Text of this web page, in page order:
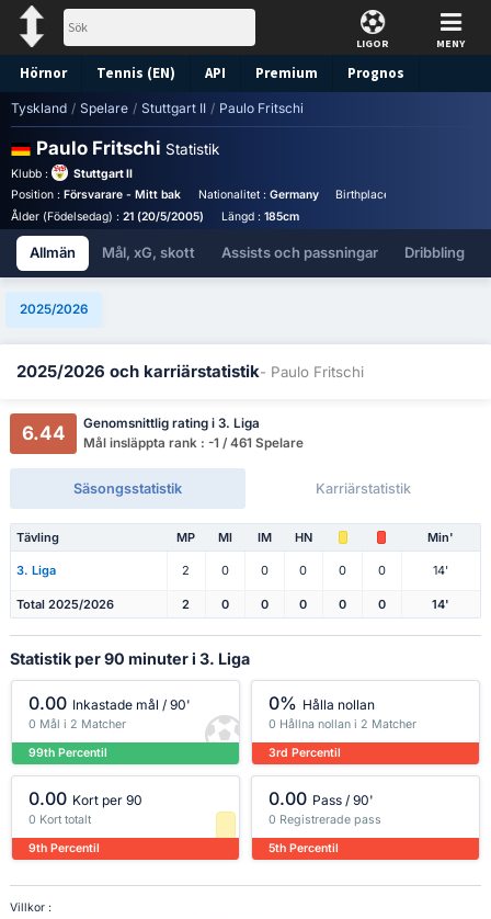
LIGOR MENY
Hörnor Tennis (EN) API Premium Prognos
Tyskland / Spelare / Stuttgart II / Paulo Fritschi
Paulo Fritschi Statistik
Klubb :
Stuttgart II
Position : Försvarare - Mitt bak Nationalitet : Germany Birthplace :
Ålder (Födelsedag) : 21 (20/5/2005) Längd : 185cm
Allmän Mål, xG, skott Assists och passningar Dribbling
2025/2026
2025/2026 och karriärstatistik- Paulo Fritschi
6.44
Genomsnittlig rating i 3. Liga
Mål insläppta rank : -1 / 461 Spelare
Säsongsstatistik Karriärstatistik
Tävling MP Ml IM HN Min'
3. Liga 2 0 0 0 0 0 14'
Total 2025/2026 2 0 0 0 0 0 14'
Statistik per 90 minuter i 3. Liga
0.00 Inkastade mål / 90'
0 Mål i 2 Matcher
99th Percentil
0% Hålla nollan
0 Hållna nollan i 2 Matcher
3rd Percentil
0.00 Kort per 90
0 Kort totalt
9th Percentil
0.00 Pass / 90'
0 Registrerade pass
5th Percentil
Villkor :